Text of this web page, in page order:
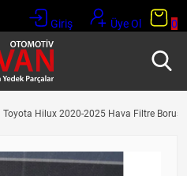
Giriş Üye Ol 0
Toyota Hilux 2020-2025 Hava Filtre Borusu